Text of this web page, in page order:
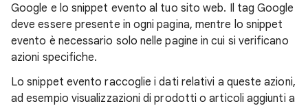
Google e lo snippet evento al tuo sito web. Il tag Google
deve essere presente in ogni pagina, mentre lo snippet
evento è necessario solo nelle pagine in cui si verificano
azioni specifiche.
Lo snippet evento raccoglie i dati relativi a queste azioni,
ad esempio visualizzazioni di prodotti o articoli aggiunti a